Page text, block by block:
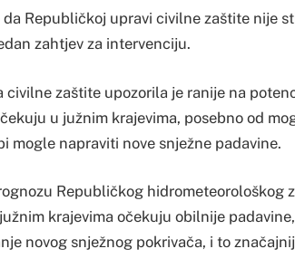
da Republičkoj upravi civilne zaštite nije
zahtjev za intervenciju.
civilne zaštite upozorila je ranije na
u južnim krajevima, posebno od
mogle napraviti nove snježne padavine.
Republičkog hidrometeorološkog
krajevima očekuju obilnije
novog snježnog pokrivača, i to